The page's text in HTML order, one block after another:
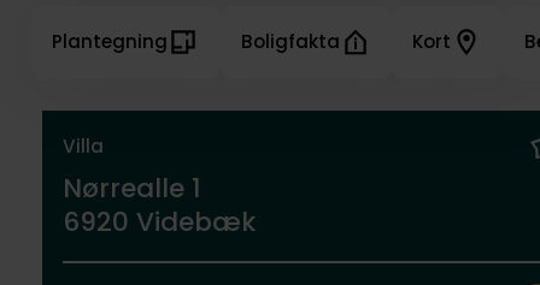
Villa
Nørrealle 1
6920 Videbæk
Plantegning Boligfakta Kort